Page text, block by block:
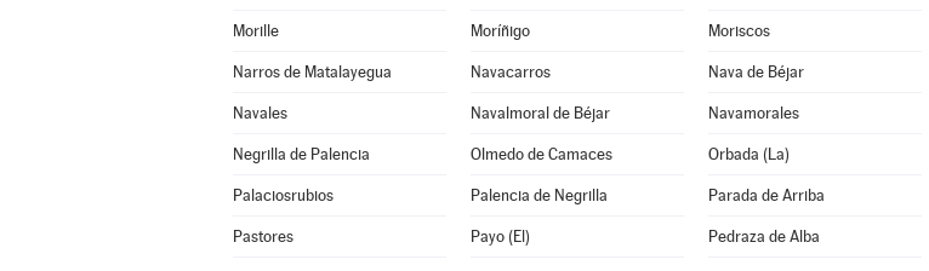
Morille Moríñigo Moriscos
Narros de Matalayegua Navacarros Nava de Béjar
Navales Navalmoral de Béjar Navamorales
Negrilla de Palencia Olmedo de Camaces Orbada (La)
Palaciosrubios Palencia de Negrilla Parada de Arriba
Pastores Payo (El) Pedraza de Alba